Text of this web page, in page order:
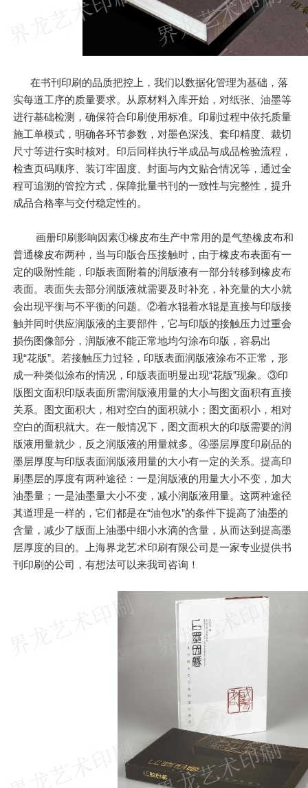
在书刊印刷的品质把控上，我们以数据化管理为基础，落
实每道工序的质量要求。从原材料入库开始，对纸张、油墨等
进行基础检测，确保符合印刷使用标准。印刷过程中依托质量
施工单模式，明确各环节参数，对墨色深浅、套印精度、裁切
尺寸等进行实时核对。印后同样执行半成品与成品检验流程，
检查页码顺序、装订牢固度、封面与内文贴合情况等，通过全
程可追溯的管控方式，保障批量书刊的一致性与完整性，提升
成品合格率与交付稳定性的。
画册印刷影响因素①橡皮布生产中常用的是气垫橡皮布和
普通橡皮布两种，当与印版合压接触时，由于橡皮布表面有一
定的吸附性能，印版表面附着的润版液有一部分转移到橡皮布
表面。表面失去部分润版液就需要及时补充，补充量的大小就
会出现平衡与不平衡的问题。②着水辊着水辊是直接与印版接
触并同时供应润版液的主要部件，它与印版的接触压力过重会
损伤图像部分，润版液不能正常地均匀涂布印版，容易出
现“花版”。若接触压力过轻，印版表面润版液涂布不正常，形
成一种类似涂布的情况，印版表面明显出现“花版”现象。③印
版图文面积印版表面所需润版液用量的大小与图文面积有直接
关系。图文面积大，相对空白的面积就小；图文面积小，相对
空白的面积就大。在一般情况下，图文面积大的印版需要的润
版液用量就少，反之润版液的用量就多。④墨层厚度印刷品的
墨层厚度与印版表面润版液用量的大小有一定的关系。提高印
刷墨层的厚度有两种途径：一是润版液的用量大小不变，加大
油墨量；一是油墨量大小不变，减小润版液用量。这两种途径
其道理是一样的，它们都是在“油包水”的条件下提高了油墨的
含量，减少了版面上油墨中细小水滴的含量，从而达到提高墨
层厚度的目的。上海界龙艺术印刷有限公司是一家专业提供书
刊印刷的公司，有想法可以来我司咨询！